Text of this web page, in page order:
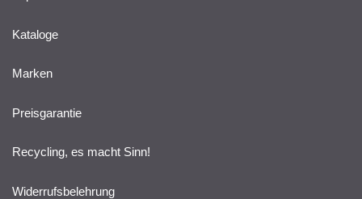
Kataloge
Marken
Preisgarantie
Recycling, es macht Sinn!
Widerrufsbelehrung